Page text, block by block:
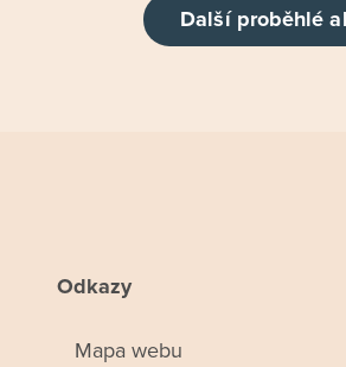
Další proběhlé
Odkazy
Mapa webu